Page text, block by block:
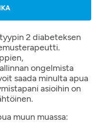
2 diabeteksen
ongelmista
saada minulta apua
asioihin on
muun muassa: